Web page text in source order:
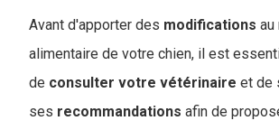
Avant d'apporter des modifications au
alimentaire de votre chien, il est
de consulter votre vétérinaire et de
ses recommandations afin de